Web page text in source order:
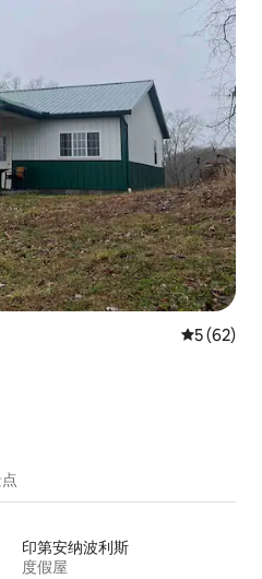
平均评分
5 (62)
印第安纳波利斯
度假屋